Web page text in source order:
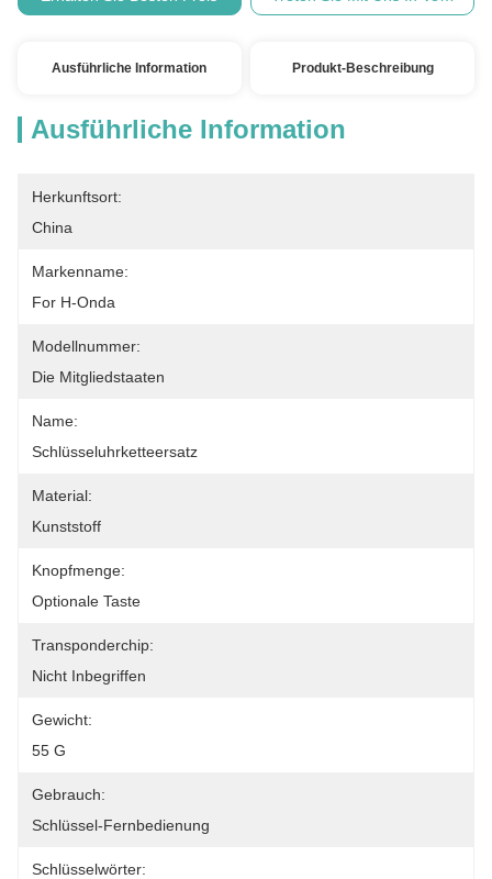
Ausführliche Information Produkt-Beschreibung
Ausführliche Information
Herkunftsort:
China
Markenname:
For H-Onda
Modellnummer:
Die Mitgliedstaaten
Name:
Schlüsseluhrketteersatz
Material:
Kunststoff
Knopfmenge:
Optionale Taste
Transponderchip:
Nicht Inbegriffen
Gewicht:
55 G
Gebrauch:
Schlüssel-Fernbedienung
Schlüsselwörter: